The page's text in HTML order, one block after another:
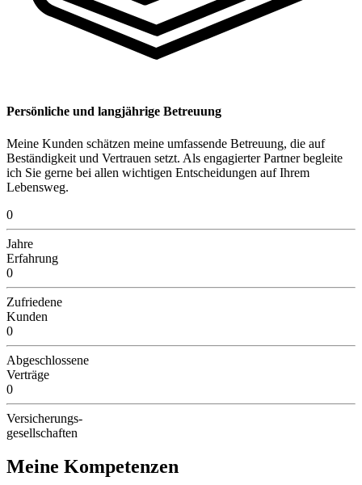
Persönliche und langjährige Betreuung
Meine Kunden schätzen meine umfassende Betreuung, die auf
Beständigkeit und Vertrauen setzt. Als engagierter Partner begleite
ich Sie gerne bei allen wichtigen Entscheidungen auf Ihrem
Lebensweg.
0
Jahre
Erfahrung
0
Zufriedene
Kunden
0
Abgeschlossene
Verträge
0
Versicherungs-
gesellschaften
Meine Kompetenzen